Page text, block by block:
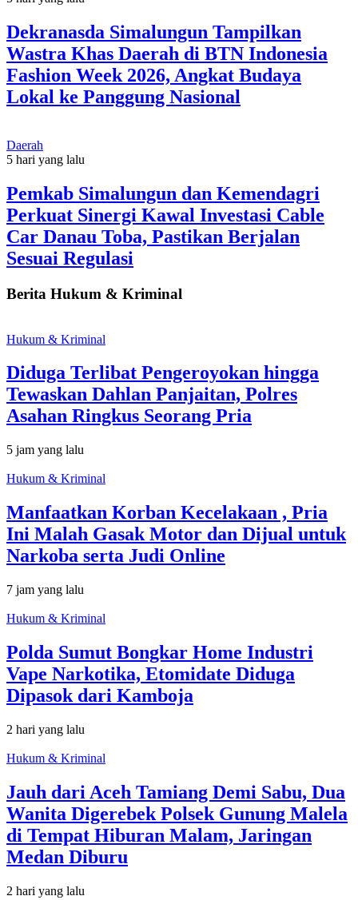
Dekranasda Simalungun Tampilkan
Wastra Khas Daerah di BTN Indonesia
Fashion Week 2026, Angkat Budaya
Lokal ke Panggung Nasional
Daerah
5 hari yang lalu
Pemkab Simalungun dan Kemendagri
Perkuat Sinergi Kawal Investasi Cable
Car Danau Toba, Pastikan Berjalan
Sesuai Regulasi
Berita Hukum & Kriminal
Hukum & Kriminal
Diduga Terlibat Pengeroyokan hingga
Tewaskan Dahlan Panjaitan, Polres
Asahan Ringkus Seorang Pria
5 jam yang lalu
Hukum & Kriminal
Manfaatkan Korban Kecelakaan , Pria
Ini Malah Gasak Motor dan Dijual untuk
Narkoba serta Judi Online
7 jam yang lalu
Hukum & Kriminal
Polda Sumut Bongkar Home Industri
Vape Narkotika, Etomidate Diduga
Dipasok dari Kamboja
2 hari yang lalu
Hukum & Kriminal
Jauh dari Aceh Tamiang Demi Sabu, Dua
Wanita Digerebek Polsek Gunung Malela
di Tempat Hiburan Malam, Jaringan
Medan Diburu
2 hari yang lalu